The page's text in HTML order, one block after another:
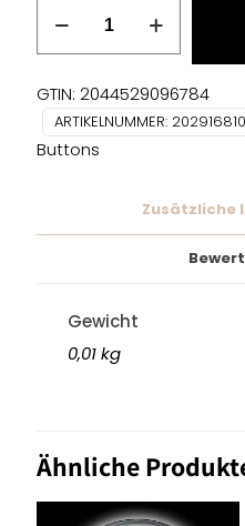
Menge
GTIN: 2044529096784
ARTIKELNUMMER:
Buttons
Zusätzliche
Gewicht
0,01 kg
Ähnliche